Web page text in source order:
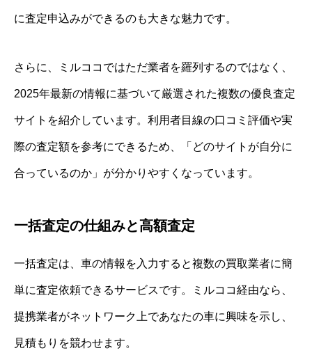
に査定申込みができるのも大きな魅力です。
さらに、ミルココではただ業者を羅列するのではなく、
2025年最新の情報に基づいて厳選された複数の優良査定
サイトを紹介しています。利用者目線の口コミ評価や実
際の査定額を参考にできるため、「どのサイトが自分に
合っているのか」が分かりやすくなっています。
一括査定の仕組みと高額査定
一括査定は、車の情報を入力すると複数の買取業者に簡
単に査定依頼できるサービスです。ミルココ経由なら、
提携業者がネットワーク上であなたの車に興味を示し、
見積もりを競わせます。